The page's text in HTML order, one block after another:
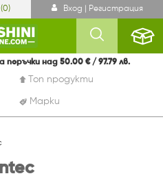
0) Вход | Регистрация
Топ продукти
Марки
поръчки над 50.00 € / 97.79 лв.